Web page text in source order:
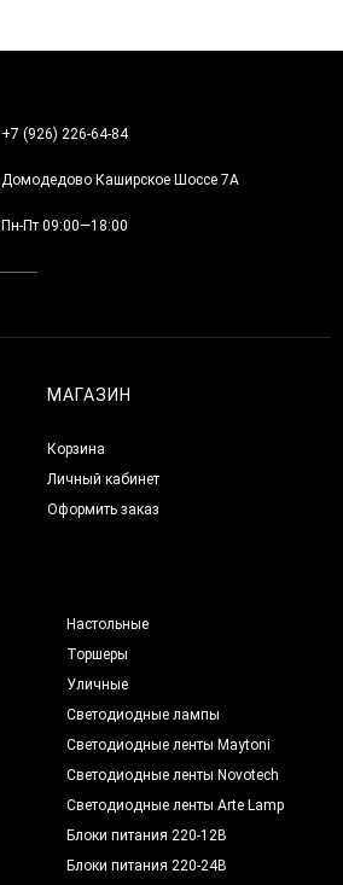
+7 (926) 226-64-84
Домодедово Каширское Шоссе 7А
Пн-Пт 09:00—18:00
МАГАЗИН
Корзина
Личный кабинет
Оформить заказ
Настольные
Торшеры
Уличные
Светодиодные лампы
Светодиодные ленты Maytoni
Светодиодные ленты Novotech
Светодиодные ленты Arte Lamp
Блоки питания 220-12В
Блоки питания 220-24В